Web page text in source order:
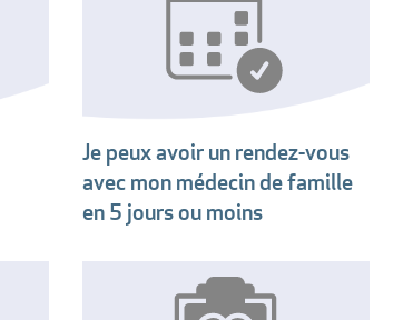
Je peux avoir un rendez-vous
avec mon médecin de famille
en 5 jours ou moins